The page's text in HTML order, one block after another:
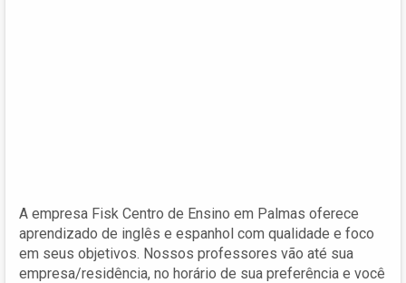
A empresa Fisk Centro de Ensino em Palmas oferece
aprendizado de inglês e espanhol com qualidade e foco
em seus objetivos. Nossos professores vão até sua
empresa/residência, no horário de sua preferência e você